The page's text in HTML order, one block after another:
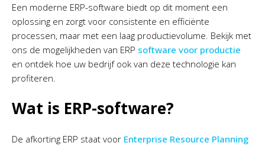
Een moderne ERP-software biedt op dit moment een
oplossing en zorgt voor consistente en efficiënte
processen, maar met een laag productievolume. Bekijk met
ons de mogelijkheden van ERP software voor productie
en ontdek hoe uw bedrijf ook van deze technologie kan
profiteren.
Wat is ERP-software?
De afkorting ERP staat voor Enterprise Resource Planning